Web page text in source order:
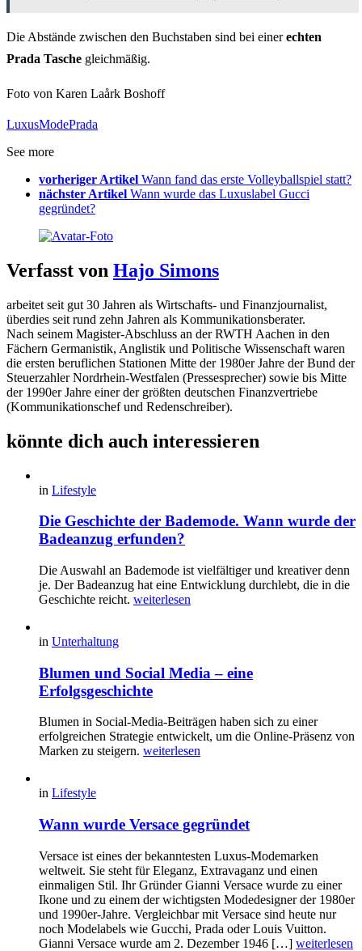
Die Abstände zwischen den Buchstaben sind bei einerechten
Prada Tasche gleichmäßig.
Foto von Karen Laårk Boshoff
LuxusModePrada
See more
vorheriger Artikel Wann fand das erste Volleyballspiel statt?
nächster Artikel Wann wurde das Luxuslabel Gucci
gegründet?
Verfasst von Hajo Simons
arbeitet seit gut 30 Jahren als Wirtschafts- und Finanzjournalist,
überdies seit rund zehn Jahren als Kommunikationsberater.
Nach seinem Magister-Abschluss an der RWTH Aachen in den
Fächern Germanistik, Anglistik und Politische Wissenschaft waren
die ersten beruflichen Stationen Mitte der 1980er Jahre der Bund der
Steuerzahler Nordrhein-Westfalen (Pressesprecher) sowie bis Mitte
der 1990er Jahre einer der größten deutschen Finanzvertriebe
(Kommunikationschef und Redenschreiber).
könnte dich auch interessieren
in Lifestyle
Die Geschichte der Bademode. Wann wurde der
Badeanzug erfunden?
Die Auswahl an Bademode ist vielfältiger und kreativer denn
je. Der Badeanzug hat eine Entwicklung durchlebt, die in die
Geschichte reicht. weiterlesen
in Unterhaltung
Blumen und Social Media – eine
Erfolgsgeschichte
Blumen in Social-Media-Beiträgen haben sich zu einer
erfolgreichen Strategie entwickelt, um die Online-Präsenz von
Marken zu steigern. weiterlesen
in Lifestyle
Wann wurde Versace gegründet
Versace ist eines der bekanntesten Luxus-Modemarken
weltweit. Sie steht für Eleganz, Extravaganz und einen
einmaligen Stil. Ihr Gründer Gianni Versace wurde zu einer
Ikone und zu einem der wichtigsten Modedesigner der 1980er
und 1990er-Jahre. Vergleichbar mit Versace sind heute nur
noch Modelabels wie Gucchi, Prada oder Louis Vuitton.
Gianni Versace wurde am 2. Dezember 1946 […] weiterlesen